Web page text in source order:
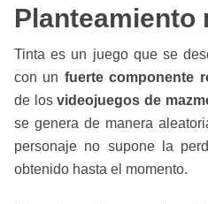
Planteamiento
Tinta es un juego que se
con un fuerte componente
de losvideojuegos de
se genera de manera
personaje no supone la
obtenido hasta el momento.